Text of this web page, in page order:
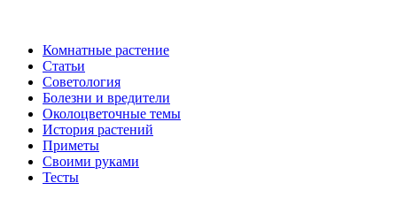
Комнатные растение
Статьи
Советология
Болезни и вредители
Околоцветочные темы
История растений
Приметы
Своими руками
Тесты